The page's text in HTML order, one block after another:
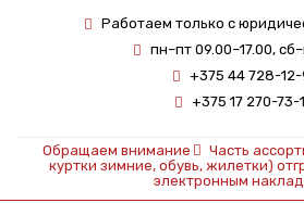
Работаем только с
пн–пт 09.00–17.00,
+375 44 728-12-
+375 17 270-73-
Обращаем внимание
Часть
куртки зимние, обувь, жилетки)
электронным